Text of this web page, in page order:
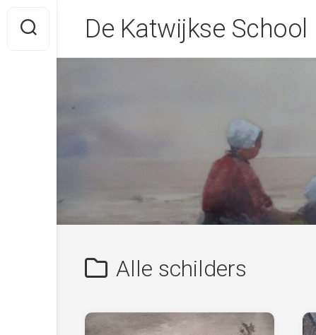
content
De Katwijkse School
Alle schilders